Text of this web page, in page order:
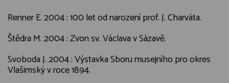
Renner E. 2004 : 100 let od narození prof. J. Charváta.
Štědra M. 2004 : Zvon sv. Václava v Sázavě.
Svoboda J. 2004 : Výstavka Sboru musejního pro okres
Vlašimský v roce 1894.